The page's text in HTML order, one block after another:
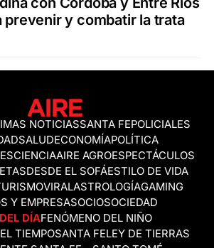
prevenir y combatir la trata
NOTICIASSANTA FEPOLICIALES
SALUDECONOMÍAPOLÍTICA
CIENCIAAIRE AGROESPECTÁCULOS
DESDE EL SOFÁESTILO DE VIDA
VIRALASTROLOGÍAGAMING
Y EMPRESASOCIOSOCIEDAD
DÍAFENÓMENO DEL NIÑO
TIEMPOSANTA FELEY DE TIERRAS